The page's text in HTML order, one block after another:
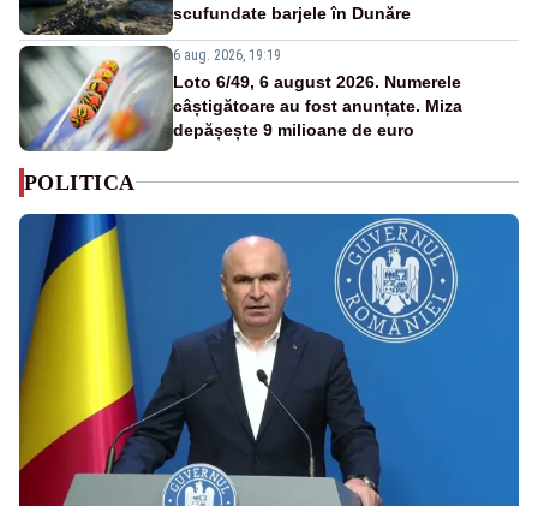
scufundate barjele în Dunăre
6 aug. 2026, 19:19
Loto 6/49, 6 august 2026. Numerele
câștigătoare au fost anunțate. Miza
depășește 9 milioane de euro
POLITICA